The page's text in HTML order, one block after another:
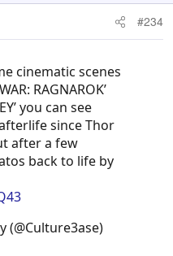
#234
cinematic scenes
RAGNAROK’
you can see
since Thor
after a few
back to life by
(@Culture3ase)